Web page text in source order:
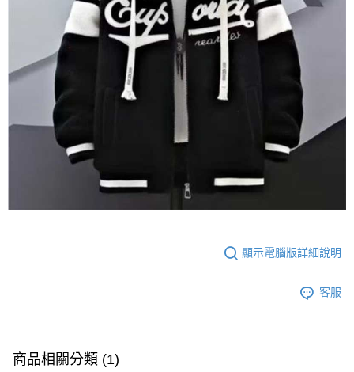
顯示電腦版詳細說明
客服
商品相關分類 (1)